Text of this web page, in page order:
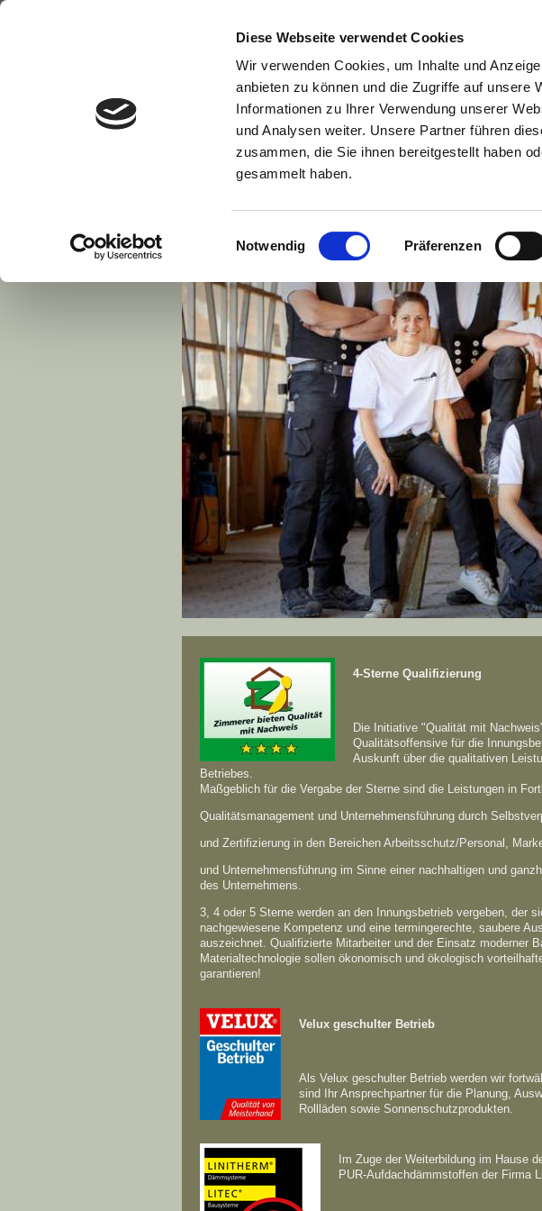
Diese Webseite verwendet Cookies
Wir verwenden Cookies, um Inhalte und
anbieten zu können und die Zugriffe auf unsere
Informationen zu Ihrer Verwendung unserer
und Analysen weiter. Unsere Partner führen
zusammen, die Sie ihnen bereitgestellt haben
gesammelt haben.
Einwilligungsauswahl
Notwendig Präferenzen
4-Sterne Qualifizierung
Die Initiative "Qualität mit
Qualitätsoffensive für die
Auskunft über die qualitativen
Betriebes.
Maßgeblich für die Vergabe der Sterne sind die Leistungen in
Qualitätsmanagement und Unternehmensführung durch
und Zertifizierung in den Bereichen Arbeitsschutz/Personal,
und Unternehmensführung im Sinne einer nachhaltigen und
des Unternehmens.
3, 4 oder 5 Sterne werden an den Innungsbetrieb vergeben, der
nachgewiesene Kompetenz und eine termingerechte, saubere
auszeichnet. Qualifizierte Mitarbeiter und der Einsatz moderner
Materialtechnologie sollen ökonomisch und ökologisch
garantieren!
Velux geschulter Betrieb
Als Velux geschulter Betrieb werden wir
sind Ihr Ansprechpartner für die Planung,
Rollläden sowie Sonnenschutzprodukten.
Im Zuge der Weiterbildung im Hause
PUR-Aufdachdämmstoffen der Firma